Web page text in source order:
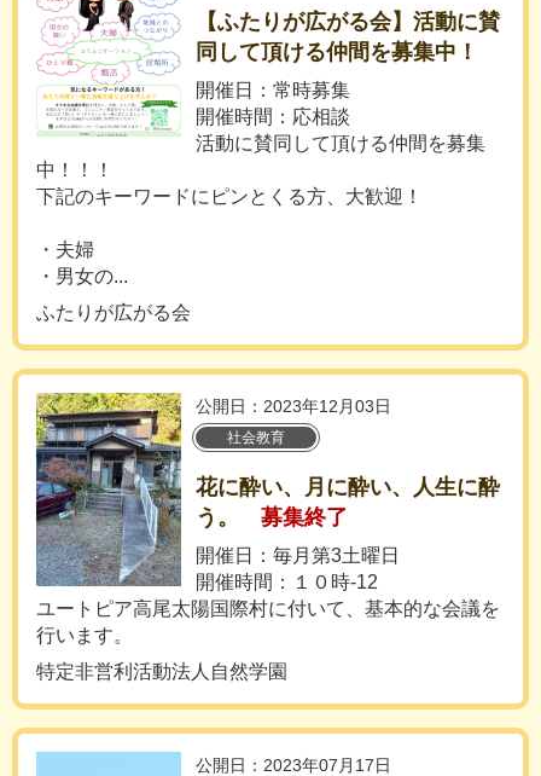
【ふたりが広がる会】活動に賛
同して頂ける仲間を募集中！
開催日：常時募集
開催時間：応相談
活動に賛同して頂ける仲間を募集
中！！！
下記のキーワードにピンとくる方、大歓迎！
・夫婦
・男女の...
ふたりが広がる会
公開日：2023年12月03日
社会教育
花に酔い、月に酔い、人生に酔
う。
募集終了
開催日：毎月第3土曜日
開催時間：１０時-12
ユートピア高尾太陽国際村に付いて、基本的な会議を
行います。
特定非営利活動法人自然学園
公開日：2023年07月17日